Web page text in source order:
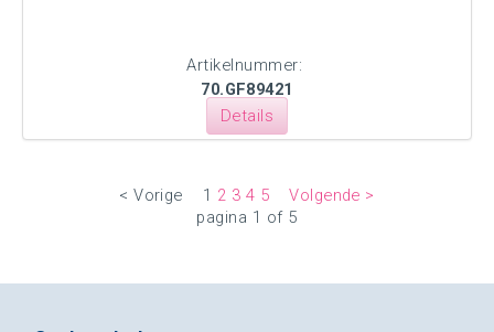
Artikelnummer:
70.GF89421
Details
< Vorige 1 2 3 4 5
Volgende >
pagina 1 of 5